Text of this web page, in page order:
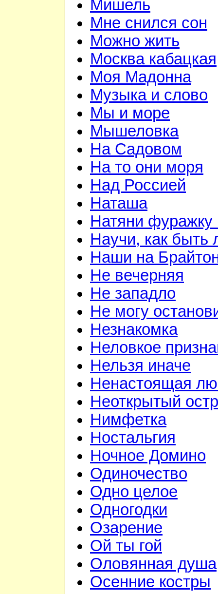
Мишель
Мне снился сон
Можно жить
Москва кабацкая
Моя Мадонна
Музыка и слово
Мы и море
Мышеловка
На Садовом
На то они моря
Над Россией
Наташа
Натяни фуражку
Научи, как
Наши на
Не вечерняя
Не западло
Не могу
Незнакомка
Неловкое
Нельзя иначе
Ненастоящая
Неоткрытый
Нимфетка
Ностальгия
Ночное Домино
Одиночество
Одно целое
Одногодки
Озарение
Ой ты гой
Оловянная душа
Осенние костры